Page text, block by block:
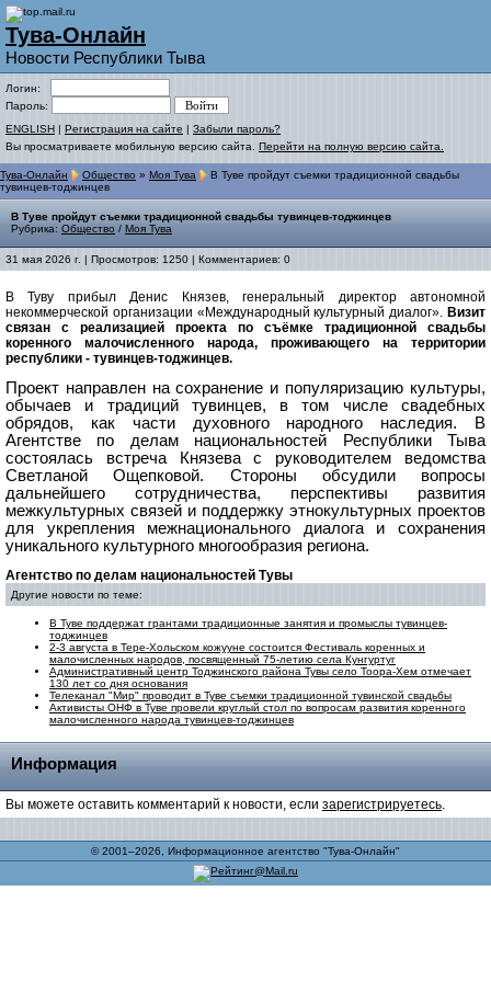
Тува-Онлайн
Новости Республики Тыва
Логин:
Пароль:
ENGLISH | Регистрация на сайте | Забыли пароль?
Вы просматриваете мобильную версию сайта. Перейти на полную версию сайта.
Тува-Онлайн Общество » Моя Тува
В Туве пройдут съемки традиционной свадьбы
тувинцев-тоджинцев
В Туве пройдут съемки традиционной свадьбы тувинцев-тоджинцев
Рубрика: Общество / Моя Тува
31 мая 2026 г. | Просмотров: 1250 | Комментариев: 0
В Туву прибыл Денис Князев, генеральный директор автономной
некоммерческой организации «Международный культурный диалог». Визит
связан с реализацией проекта по съёмке традиционной свадьбы
коренного малочисленного народа, проживающего на территории
республики - тувинцев-тоджинцев.
Проект направлен на сохранение и популяризацию культуры,
обычаев и традиций тувинцев, в том числе свадебных
обрядов, как части духовного народного наследия. В
Агентстве по делам национальностей Республики Тыва
состоялась встреча Князева с руководителем ведомства
Светланой Ощепковой. Стороны обсудили вопросы
дальнейшего сотрудничества, перспективы развития
межкультурных связей и поддержку этнокультурных проектов
для укрепления межнационального диалога и сохранения
уникального культурного многообразия региона.
Агентство по делам национальностей Тувы
Другие новости по теме:
В Туве поддержат грантами традиционные занятия и промыслы тувинцев-
тоджинцев
2-3 августа в Тере-Хольском кожууне состоится Фестиваль коренных и
малочисленных народов, посвященный 75-летию села Кунгуртуг
Административный центр Тоджинского района Тувы село Тоора-Хем отмечает
130 лет со дня основания
Телеканал "Мир" проводит в Туве съемки традиционной тувинской свадьбы
Активисты ОНФ в Туве провели круглый стол по вопросам развития коренного
малочисленного народа тувинцев-тоджинцев
Информация
Вы можете оставить комментарий к новости, если зарегистрируетесь.
© 2001–2026, Информационное агентство "Тува-Онлайн"